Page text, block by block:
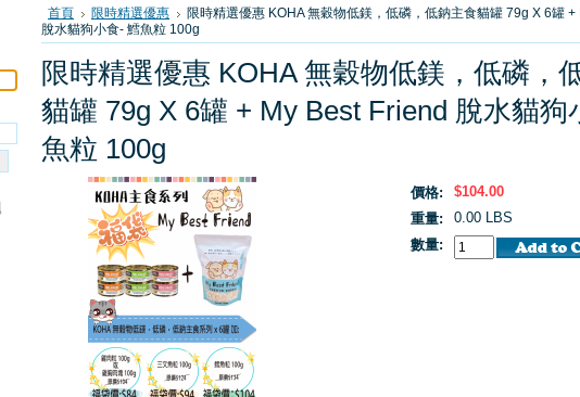
首頁 限時精選優惠
限時精選優惠 KOHA 無穀物低鎂，低磷，低鈉主食貓罐 79g X 6罐 +
脫水貓狗小食- 鱈魚粒 100g
限時精選優惠 KOHA 無穀物低鎂，低磷，
貓罐 79g X 6罐 + My Best Friend 脫水貓狗
魚粒 100g
價格:
$104.00
重量:
0.00 LBS
數量: